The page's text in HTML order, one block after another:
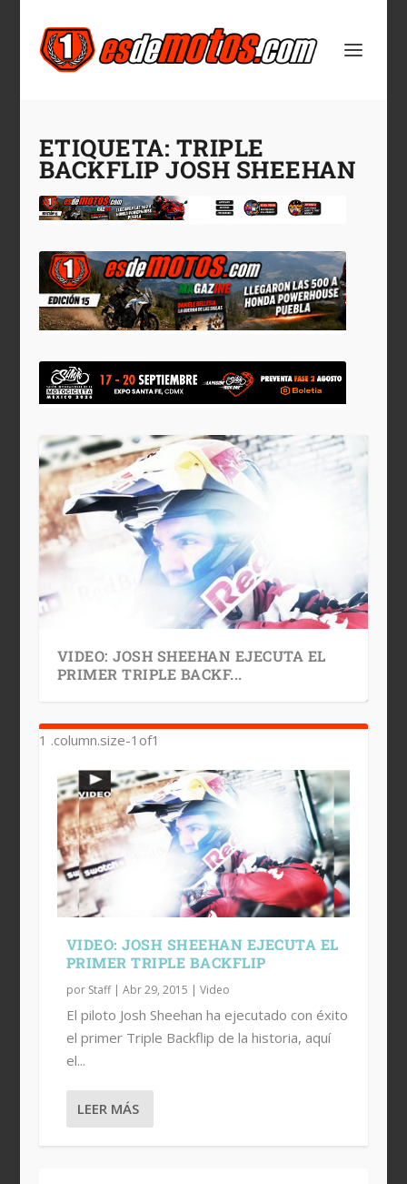
ETIQUETA: TRIPLE
BACKFLIP JOSH SHEEHAN
VIDEO: JOSH SHEEHAN EJECUTA EL
PRIMER TRIPLE BACKF...
VIDEO: JOSH SHEEHAN EJECUTA EL
PRIMER TRIPLE BACKFLIP
por Staff| Abr 29, 2015 | Video
El piloto Josh Sheehan ha ejecutado con éxito
el primer Triple Backflip de la historia, aquí
el...
LEER MÁS